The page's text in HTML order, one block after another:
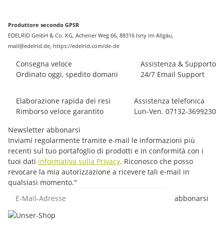
Produttore secondo GPSR
EDELRID GmbH & Co. KG, Achener Weg 66, 88316 Isny im Allgäu,
mail@edelrid.de, https://edelrid.com/de-de
Consegna veloce
Ordinato oggi, spedito domani
Assistenza & Supporto
24/7 Email Support
Elaborazione rapida dei resi
Rimborso veloce garantito
Assistenza telefonica
Lun-Ven. 07132-3699230
Newsletter abbonarsi
Inviami regolarmente tramite e-mail le informazioni più
recenti sul tuo portafoglio di prodotti e in conformità con i
tuoi dati informativa sulla Privacy. Riconosco che posso
revocare la mia autorizzazione a ricevere tali e-mail in
qualsiasi momento."
abbonarsi